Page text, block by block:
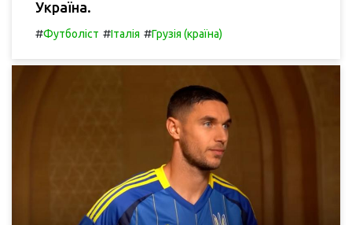
Україна.
#Футболіст #Італія #Грузія (країна)